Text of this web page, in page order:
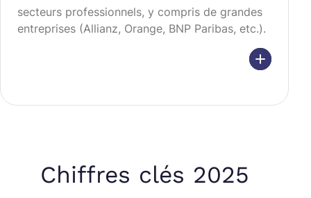
secteurs professionnels, y compris de grandes
entreprises (Allianz, Orange, BNP Paribas, etc.).
Chiffres clés 2025